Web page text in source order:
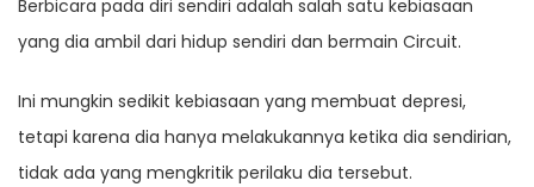
Berbicara pada diri sendiri adalah salah satu kebiasaan
yang dia ambil dari hidup sendiri dan bermain Circuit.
Ini mungkin sedikit kebiasaan yang membuat depresi,
tetapi karena dia hanya melakukannya ketika dia sendirian,
tidak ada yang mengkritik perilaku dia tersebut.